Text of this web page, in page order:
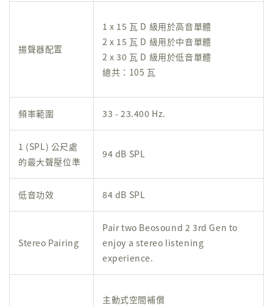
揚聲器配置
1 x 15 瓦 D 級用於高音單體
2 x 15 瓦 D 級用於中音單體
2 x 30 瓦 D 級用於低音單體
總共：105 瓦
頻率範圍 33 - 23.400 Hz.
1 (SPL) 公尺處
的最大聲壓位準
94 dB SPL
低音功效 84 dB SPL
Stereo Pairing
Pair two Beosound 2 3rd Gen to
enjoy a stereo listening
experience.
主動式空間補償